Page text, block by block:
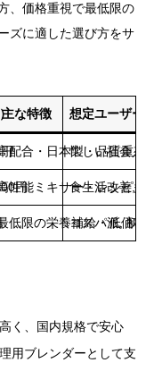
、価格重視で最低限の
ズに適した選び方をサ
主な特徴 想定ユーザー
配合・日本製・品質重視
忙しい社会人,
円
性能ミキサー・レシピ多
食生活改善,
低限の栄養補給・低価格
コスパ派, 初心
く、国内規格で安心
用ブレンダーとして支